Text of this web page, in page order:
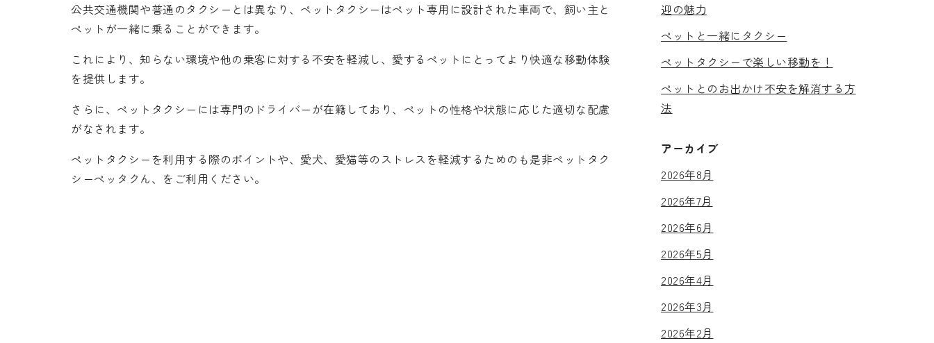
公共交通機関や普通のタクシーとは異なり、ペットタクシーはペット専用に設計された車両で、飼い主と
ペットが一緒に乗ることができます。
これにより、知らない環境や他の乗客に対する不安を軽減し、愛するペットにとってより快適な移動体験
を提供します。
さらに、ペットタクシーには専門のドライバーが在籍しており、ペットの性格や状態に応じた適切な配慮
がなされます。
ペットタクシーを利用する際のポイントや、愛犬、愛猫等のストレスを軽減するためのも是非ペットタク
シーペッタクん、をご利用ください。
迎の魅力
ペットと一緒にタクシー
ペットタクシーで楽しい移動を！
ペットとのお出かけ不安を解消する方
法
アーカイブ
2026年8月
2026年7月
2026年6月
2026年5月
2026年4月
2026年3月
2026年2月